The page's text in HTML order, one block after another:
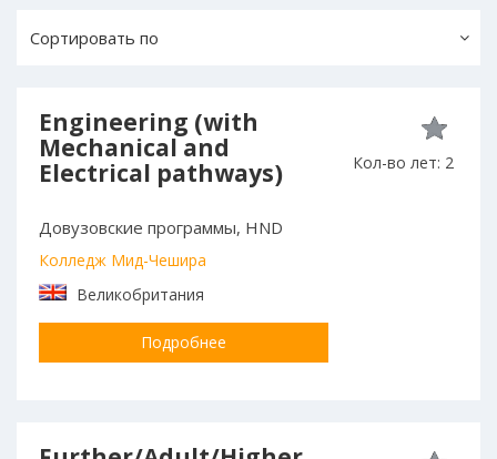
Сортировать по
Engineering (with
Mechanical and
Electrical pathways)
Довузовские программы, HND
Колледж Мид-Чешира
Великобритания
Подробнее
Кол-во лет: 2